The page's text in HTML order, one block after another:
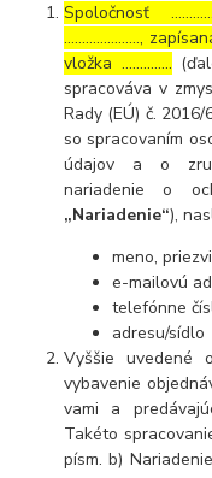
Spoločnosť
…………………,
vložka …………..
spracováva v
Rady (EÚ) č.
so spracovaním
údajov a o
nariadenie o
„Nariadenie“),
meno,
e-mailovú
telefónne
adresu/sídlo
Vyššie uvedené
vybavenie
vami a
Takéto
písm. b)